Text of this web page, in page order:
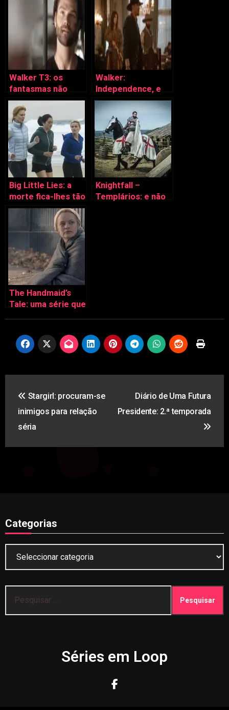
Walker T3: os
fantasmas não
morrem
Walker:
Independence, e
antes do Ranger
do Texas?
Big Little Lies: a
morte fica-lhes tão
bem
Knightfall –
Templários: e não
The Handmaid’s
Tale: uma série que
de
artigos
Stargirl: procuram-se
inimigos para relação
séria
Diário de Uma Futura
Presidente: 2.ª temporada
Categorias
Séries em Loop